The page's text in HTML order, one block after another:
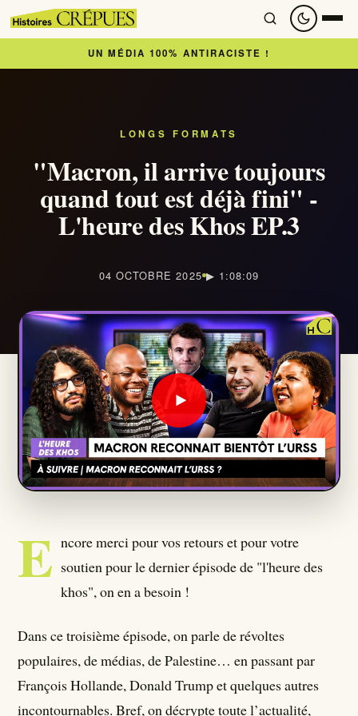
Articles
Newsletter
Nous soutenir
Qui Sommes Nous ?
Seumboy Vrainom:€
Journalistes
S'ABONNER
UN MÉDIA 100% ANTIRACISTE !
LONGS FORMATS
"Macron, il arrive toujours
quand tout est déjà fini" -
L'heure des Khos EP.3
04 OCTOBRE 2025 ▶ 1:08:09
E ncore merci pour vos retours et pour votre
soutien pour le dernier épisode de "l'heure des
khos", on en a besoin !
Dans ce troisième épisode, on parle de révoltes
populaires, de médias, de Palestine… en passant par
François Hollande, Donald Trump et quelques autres
incontournables. Bref, on décrypte toute l’actualité,